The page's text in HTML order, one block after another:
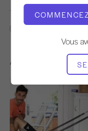
Vous
TROUVER DES
Autres séances